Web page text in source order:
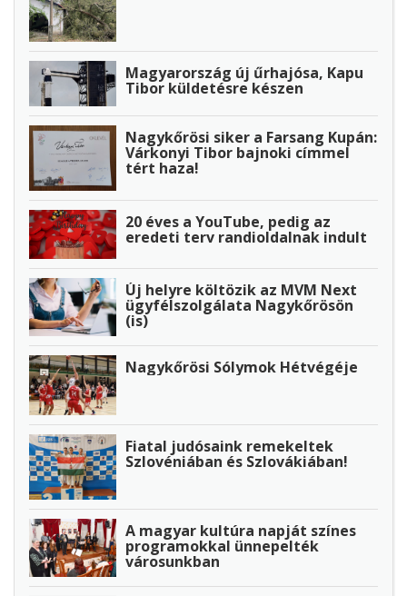
Magyarország új űrhajósa, Kapu
Tibor küldetésre készen
Nagykőrösi siker a Farsang Kupán:
Várkonyi Tibor bajnoki címmel
tért haza!
20 éves a YouTube, pedig az
eredeti terv randioldalnak indult
Új helyre költözik az MVM Next
ügyfélszolgálata Nagykőrösön
(is)
Nagykőrösi Sólymok Hétvégéje
Fiatal judósaink remekeltek
Szlovéniában és Szlovákiában!
A magyar kultúra napját színes
programokkal ünnepelték
városunkban